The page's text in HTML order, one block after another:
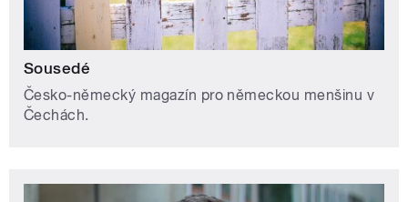
Sousedé
Česko-německý magazín pro německou menšinu v
Čechách.